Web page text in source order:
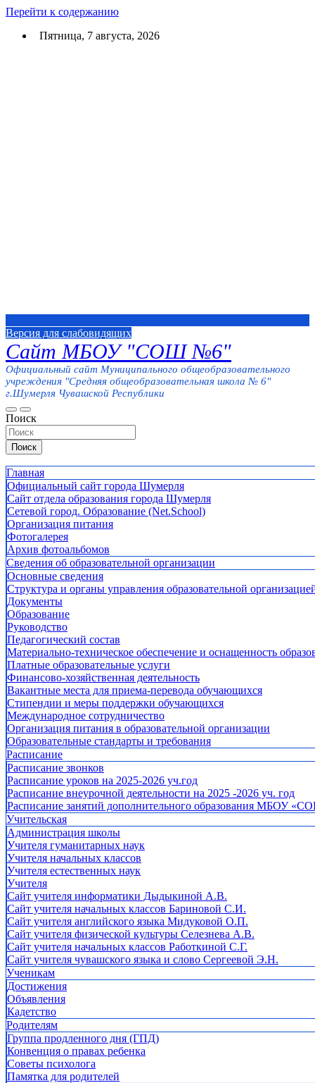
Перейти к содержанию
Пятница, 7 августа, 2026
Версия для слабовидящих
Сайт МБОУ "СОШ №6"
Официальный сайт Муниципального общеобразовательного
учреждения "Средняя общеобразовательная школа № 6"
г.Шумерля Чувашской Республики
Поиск
Поиск
Главная
Официальный сайт города Шумерля
Сайт отдела образования города Шумерля
Сетевой город. Образование (Net.School)
Организация питания
Фотогалерея
Архив фотоальбомов
Сведения об образовательной организации
Основные сведения
Структура и органы управления образовательной
Документы
Образование
Руководство
Педагогический состав
Материально-техническое обеспечение и оснащенность
Платные образовательные услуги
Финансово-хозяйственная деятельность
Вакантные места для приема-перевода обучающихся
Стипендии и меры поддержки обучающихся
Международное сотрудничество
Организация питания в образовательной организации
Образовательные стандарты и требования
Расписание
Расписание звонков
Расписание уроков на 2025-2026 уч.год
Расписание внеурочной деятельности на 2025 -2026 уч. год
Расписание занятий дополнительного образования МБОУ
Учительская
Администрация школы
Учителя гуманитарных наук
Учителя начальных классов
Учителя естественных наук
Учителя
Cайт учителя информатики Дыдыкиной А.В.
Сайт учителя начальных классов Бариновой С.И.
Сайт учителя английского языка Мидуковой О.П.
Сайт учителя физической культуры Селезнева А.В.
Сайт учителя начальных классов Работкиной С.Г.
Сайт учителя чувашского языка и слово Сергеевой Э.Н.
Ученикам
Достижения
Объявления
Кадетство
Родителям
Группа продленного дня (ГПД)
Конвенция о правах ребенка
Советы психолога
Памятка для родителей